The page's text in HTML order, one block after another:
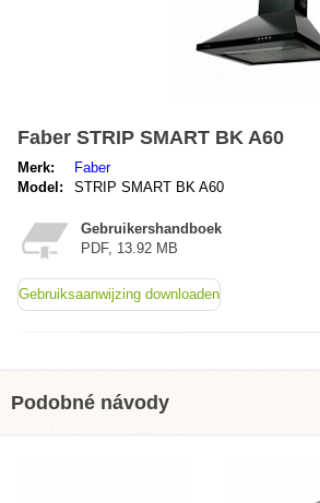
Faber STRIP SMART BK A60
Merk:
Faber
Model:
STRIP SMART BK A60
Gebruikershandboek
PDF, 13.92 MB
Gebruiksaanwijzing downloaden
Podobné návody